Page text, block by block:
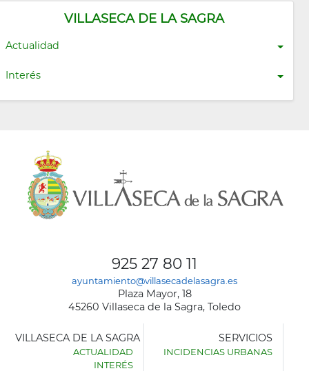
VILLASECA DE LA SAGRA
Actualidad
Interés
925 27 80 11
ayuntamiento@villasecadelasagra.es
Plaza Mayor, 18
45260 Villaseca de la Sagra, Toledo
VILLASECA DE LA SAGRA
ACTUALIDAD
INTERÉS
SERVICIOS
INCIDENCIAS URBANAS